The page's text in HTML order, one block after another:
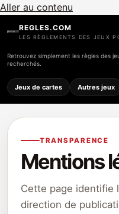
Aller au contenu
REGLES.COM
LES RÈGLEMENTS DES JEUX
Retrouvez simplement les règles des
recherchés.
Jeux de cartes Autres jeux
TRANSPARENCE
Mentions
Cette page identifie
direction de